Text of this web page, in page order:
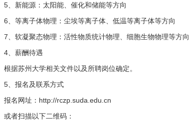
5 、新能源：太阳能、催化和储能等方向
6 、等离子体物理：尘埃等离子体、低温等离子体等方向
7 、软凝聚态物理：活性物质统计物理、细胞生物物理等方向
4 、薪酬待遇
根据苏州大学相关文件以及所聘岗位确定。
5 、报名及联系方式
报名网址： http://rczp.suda.edu.cn
或者扫描以下二维码：